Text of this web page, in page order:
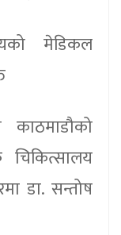
मेडिकल
चिकित्सालय
डा. सन्तोष